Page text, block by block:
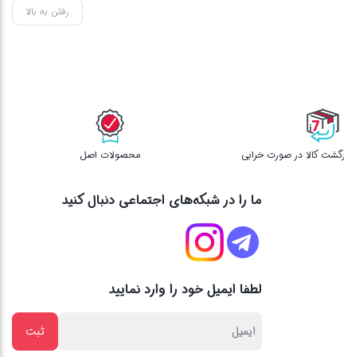
رفتن به بالا
محصولات اصل
ما را در شبکه‌های اجتماعی دنبال کنید
لطفا ایمیل خود را وارد نمایید